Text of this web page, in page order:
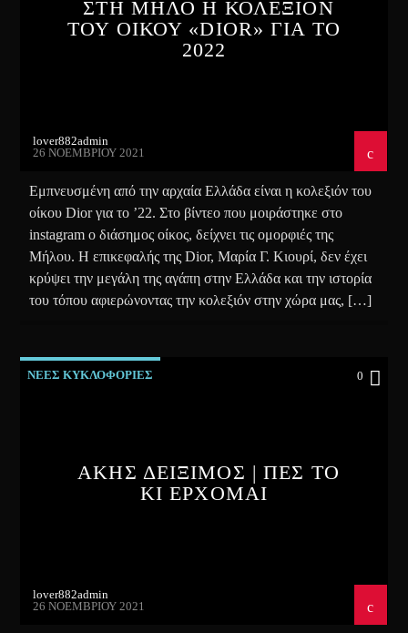
ΣΤΗ ΜΗΛΟ Η ΚΟΛΕΞΙΟΝ
ΤΟΥ ΟΙΚΟΥ «DIOR» ΓΙΑ ΤΟ
2022
lover882admin
26 ΝΟΕΜΒΡΊΟΥ 2021
Εμπνευσμένη από την αρχαία Ελλάδα είναι η κολεξιόν του
οίκου Dior για το ’22. Στο βίντεο που μοιράστηκε στο
instagram ο διάσημος οίκος, δείχνει τις ομορφιές της
Μήλου. Η επικεφαλής της Dior, Μαρία Γ. Κιουρί, δεν έχει
κρύψει την μεγάλη της αγάπη στην Ελλάδα και την ιστορία
του τόπου αφιερώνοντας την κολεξιόν στην χώρα μας, […]
ΝΕΕΣ ΚΥΚΛΟΦΟΡΙΕΣ 0
ΑΚΗΣ ΔΕΙΞΙΜΟΣ | ΠΕΣ ΤΟ
ΚΙ ΕΡΧΟΜΑΙ
lover882admin
26 ΝΟΕΜΒΡΊΟΥ 2021